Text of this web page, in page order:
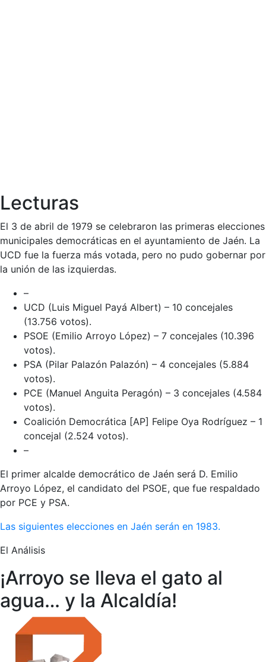
Lecturas
El 3 de abril de 1979 se celebraron las primeras elecciones
municipales democráticas en el ayuntamiento de Jaén. La
UCD fue la fuerza más votada, pero no pudo gobernar por
la unión de las izquierdas.
–
UCD (Luis Miguel Payá Albert) – 10 concejales
(13.756 votos).
PSOE (Emilio Arroyo López) – 7 concejales (10.396
votos).
PSA (Pilar Palazón Palazón) – 4 concejales (5.884
votos).
PCE (Manuel Anguita Peragón) – 3 concejales (4.584
votos).
Coalición Democrática [AP] Felipe Oya Rodríguez – 1
concejal (2.524 votos).
–
El primer alcalde democrático de Jaén será D. Emilio
Arroyo López, el candidato del PSOE, que fue respaldado
por PCE y PSA.
Las siguientes elecciones en Jaén serán en 1983.
El Análisis
¡Arroyo se lleva el gato al
agua… y la Alcaldía!